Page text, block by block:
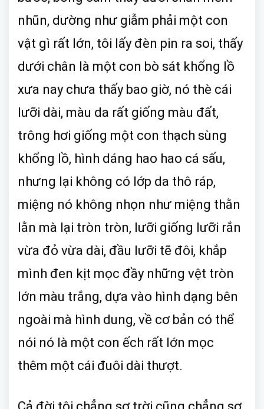
nhũn, dường như giẫm phải một con
vật gì rất lớn, tôi lấy đèn pin ra soi, thấy
dưới chân là một con bò sát khổng lồ
xưa nay chưa thấy bao giờ, nó thè cái
lưỡi dài, màu da rất giống màu đất,
trông hơi giống một con thạch sùng
khổng lồ, hình dáng hao hao cá sấu,
nhưng lại không có lớp da thô ráp,
miệng nó không nhọn như miệng thằn
lằn mà lại tròn tròn, lưỡi giống lưỡi rắn
vừa đỏ vừa dài, đầu lưỡi tẽ đôi, khắp
mình đen kịt mọc đầy những vệt tròn
lớn màu trắng, dựa vào hình dạng bên
ngoài mà hình dung, về cơ bản có thể
nói nó là một con ếch rất lớn mọc
thêm một cái đuôi dài thượt.